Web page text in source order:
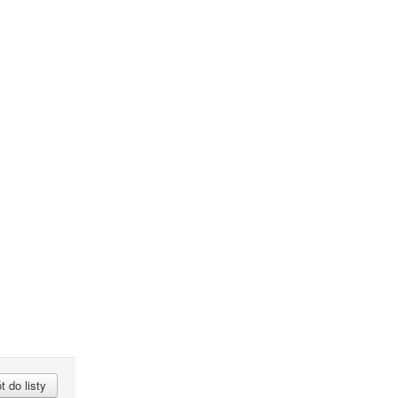
do listy